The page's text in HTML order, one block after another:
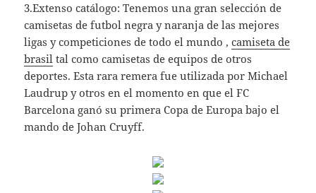
3.Extenso catálogo: Tenemos una gran selección de
camisetas de futbol negra y naranja de las mejores
ligas y competiciones de todo el mundo ,camiseta de
brasil tal como camisetas de equipos de otros
deportes. Esta rara remera fue utilizada por Michael
Laudrup y otros en el momento en que el FC
Barcelona ganó su primera Copa de Europa bajo el
mando de Johan Cruyff.